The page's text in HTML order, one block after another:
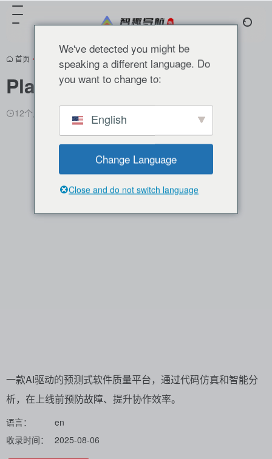
首页 • AI编程 正文
PlayerZero
12个月前更新 1,682
一款AI驱动的预测式软件质量平台，通过代码仿真和智能分
析，在上线前预防故障、提升协作效率。
语言：
en
收录时间：
2025-08-06
We've detected you might be
speaking a different language. Do
you want to change to:
English
Change Language
Close and do not switch language